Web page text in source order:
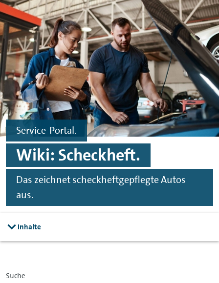
Zum Hauptinhalt springen
Zur Fußzeile springen
Service-Portal.
Wiki: Scheckheft.
Das zeichnet scheckheftgepflegte Autos
aus.
Inhalte
Suche